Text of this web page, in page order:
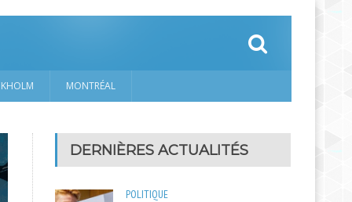
MONTRÉAL
DERNIÈRES ACTUALITÉS
POLITIQUE